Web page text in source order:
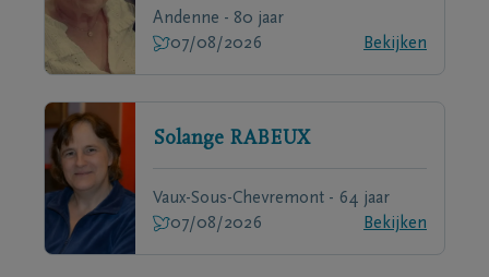
Andenne - 80 jaar
07/08/2026
Bekijken
Solange RABEUX
Vaux-Sous-Chevremont - 64 jaar
07/08/2026
Bekijken